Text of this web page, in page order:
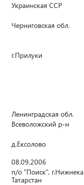
Украинская ССР
Черниговская обл.
г.Прилуки
Ленинградская обл.
Всеволожский р-н
д.Ексолово
08.09.2006
п/о "Поиск",
Татарстан